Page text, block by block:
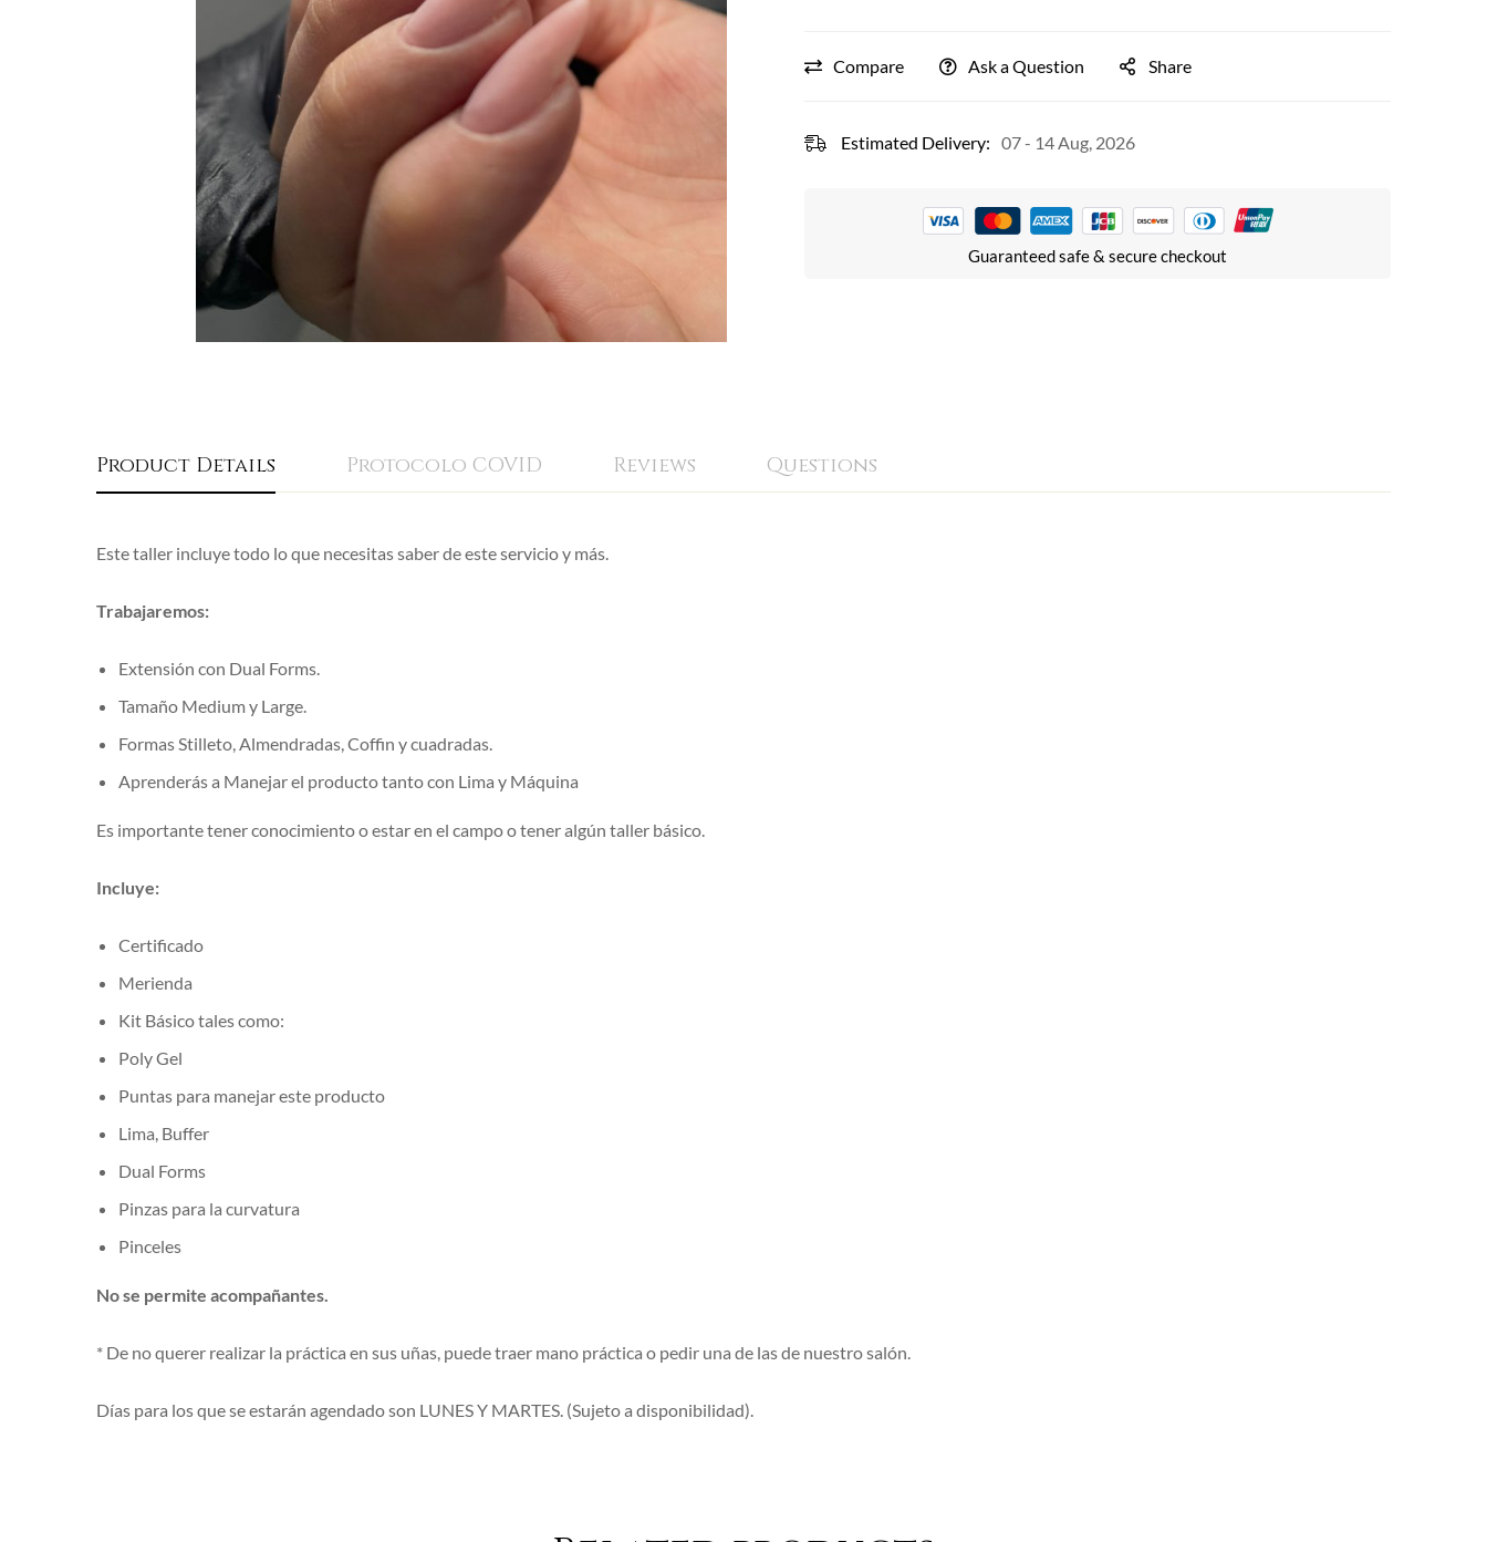
Compare Ask a Question Share
Estimated Delivery: 07 - 14 Aug, 2026
Guaranteed safe & secure checkout
Product Details Protocolo COVID Reviews Questions
Este taller incluye todo lo que necesitas saber de este servicio y más.
Trabajaremos:
Extensión con Dual Forms.
Tamaño Medium y Large.
Formas Stilleto, Almendradas, Coffin y cuadradas.
Aprenderás a Manejar el producto tanto con Lima y Máquina
Es importante tener conocimiento o estar en el campo o tener algún taller básico.
Incluye:
Certificado
Merienda
Kit Básico tales como:
Poly Gel
Puntas para manejar este producto
Lima, Buffer
Dual Forms
Pinzas para la curvatura
Pinceles
No se permite acompañantes.
* De no querer realizar la práctica en sus uñas, puede traer mano práctica o pedir una de las de nuestro salón.
Días para los que se estarán agendado son LUNES Y MARTES. (Sujeto a disponibilidad).